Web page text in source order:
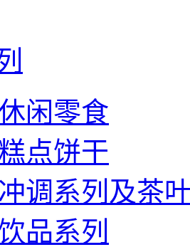
闲零食
点饼干
调系列及茶
品系列